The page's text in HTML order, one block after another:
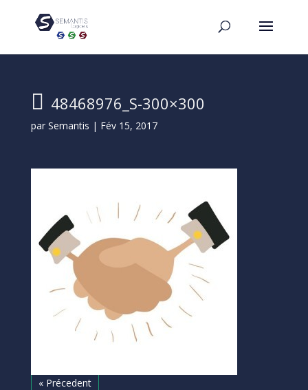
48468976_S-300×300
par Semantis | Fév 15, 2017
« Précedent